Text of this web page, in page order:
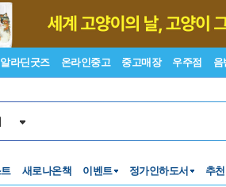
알라딘굿즈 온라인중고 중고매장 우주점 음
새로나온책 이벤트 정가인하도서 추